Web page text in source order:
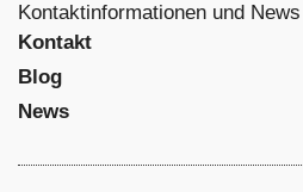
Kontaktinformationen und News
Kontakt
Blog
News